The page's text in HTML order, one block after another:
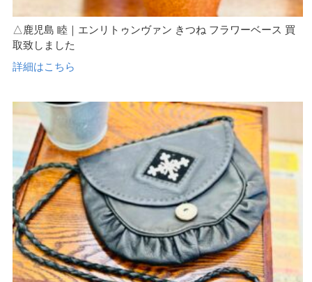
△鹿児島 睦｜エンリトゥンヴァン きつね フラワーベース 買
取致しました
詳細はこちら